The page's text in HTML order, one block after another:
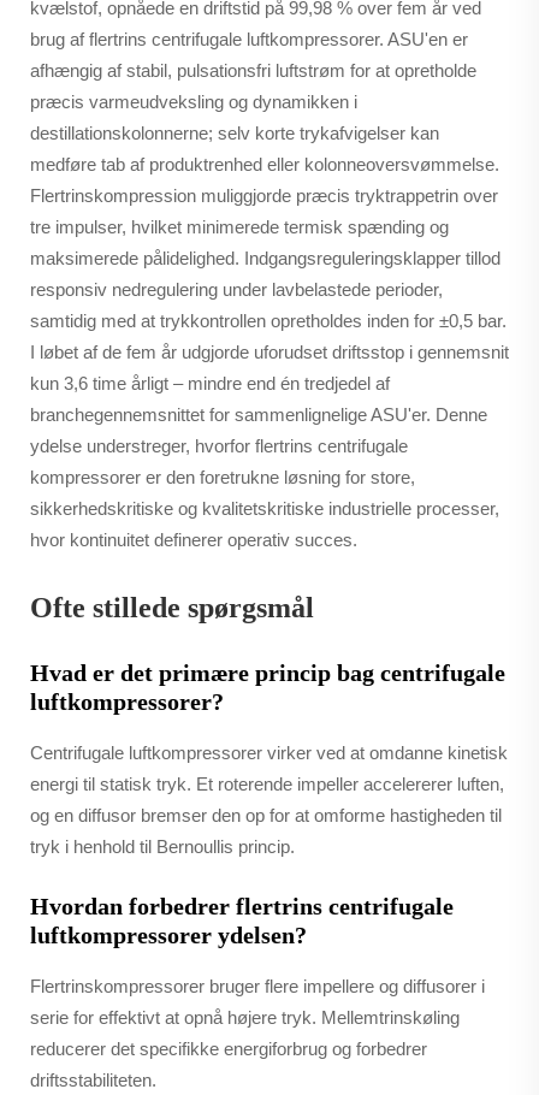
kvælstof, opnåede en driftstid på 99,98 % over fem år ved
brug af flertrins centrifugale luftkompressorer. ASU'en er
afhængig af stabil, pulsationsfri luftstrøm for at opretholde
præcis varmeudveksling og dynamikken i
destillationskolonnerne; selv korte trykafvigelser kan
medføre tab af produktrenhed eller kolonneoversvømmelse.
Flertrinskompression muliggjorde præcis tryktrappetrin over
tre impulser, hvilket minimerede termisk spænding og
maksimerede pålidelighed. Indgangsreguleringsklapper tillod
responsiv nedregulering under lavbelastede perioder,
samtidig med at trykkontrollen opretholdes inden for ±0,5 bar.
I løbet af de fem år udgjorde uforudset driftsstop i gennemsnit
kun 3,6 time årligt – mindre end én tredjedel af
branchegennemsnittet for sammenlignelige ASU'er. Denne
ydelse understreger, hvorfor flertrins centrifugale
kompressorer er den foretrukne løsning for store,
sikkerhedskritiske og kvalitetskritiske industrielle processer,
hvor kontinuitet definerer operativ succes.
Ofte stillede spørgsmål
Hvad er det primære princip bag centrifugale
luftkompressorer?
Centrifugale luftkompressorer virker ved at omdanne kinetisk
energi til statisk tryk. Et roterende impeller accelererer luften,
og en diffusor bremser den op for at omforme hastigheden til
tryk i henhold til Bernoullis princip.
Hvordan forbedrer flertrins centrifugale
luftkompressorer ydelsen?
Flertrinskompressorer bruger flere impellere og diffusorer i
serie for effektivt at opnå højere tryk. Mellemtrinskøling
reducerer det specifikke energiforbrug og forbedrer
driftsstabiliteten.